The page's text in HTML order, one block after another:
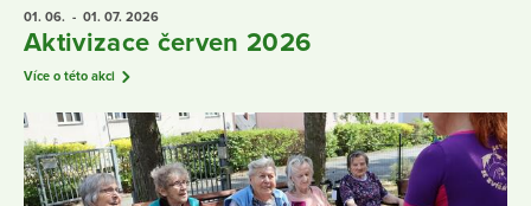
01. 06. - 01. 07. 2026
Aktivizace červen 2026
Více o této akci